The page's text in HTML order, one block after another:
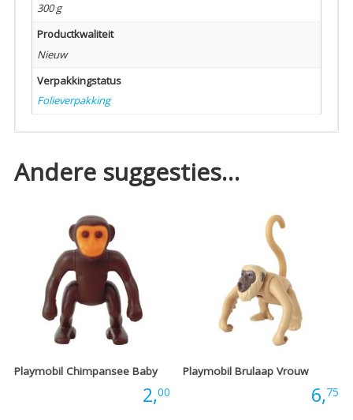
300 g
Productkwaliteit
Nieuw
Verpakkingstatus
Folieverpakking
Andere suggesties…
Playmobil Chimpansee Baby
2,00
Playmobil Brulaap Vrouw
6,75